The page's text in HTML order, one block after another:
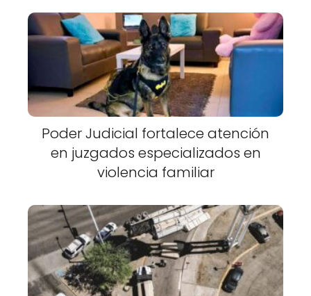
Poder Judicial fortalece atención
en juzgados especializados en
violencia familiar